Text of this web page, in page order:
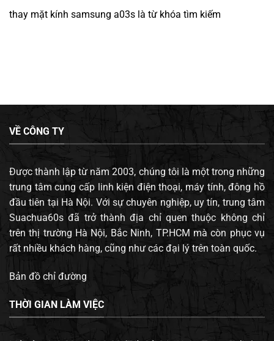
thay mặt kính samsung a03s là từ khóa tìm kiếm
VỀ CÔNG TY
Được thành lập từ năm 2003, chúng tôi là một trong những
trung tâm cung cấp linh kiện điện thoại, máy tính, đông hồ
đầu tiên tại Hà Nội. Với sự chuyên nghiệp, uy tín, trung tâm
Suachua60s đã trở thành địa chỉ quen thuộc không chỉ
trên thị trường Hà Nội, Bắc Ninh, TP.HCM mà còn phục vụ
rất nhiều khách hàng, cũng như các đại lý trên toàn quốc.
Bản đồ chỉ đường
THỜI GIAN LÀM VIỆC